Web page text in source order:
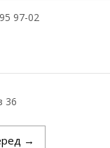
97-02
36
→